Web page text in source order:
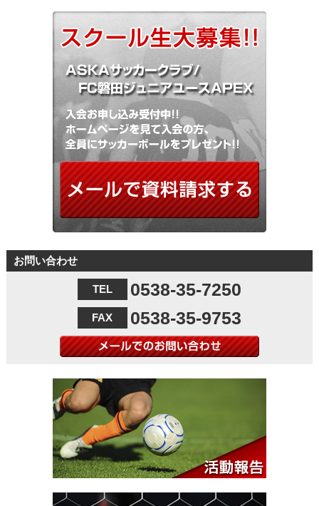
メールで資料請求する
お問い合わせ
TEL 0538-35-7250
FAX 0538-35-9753